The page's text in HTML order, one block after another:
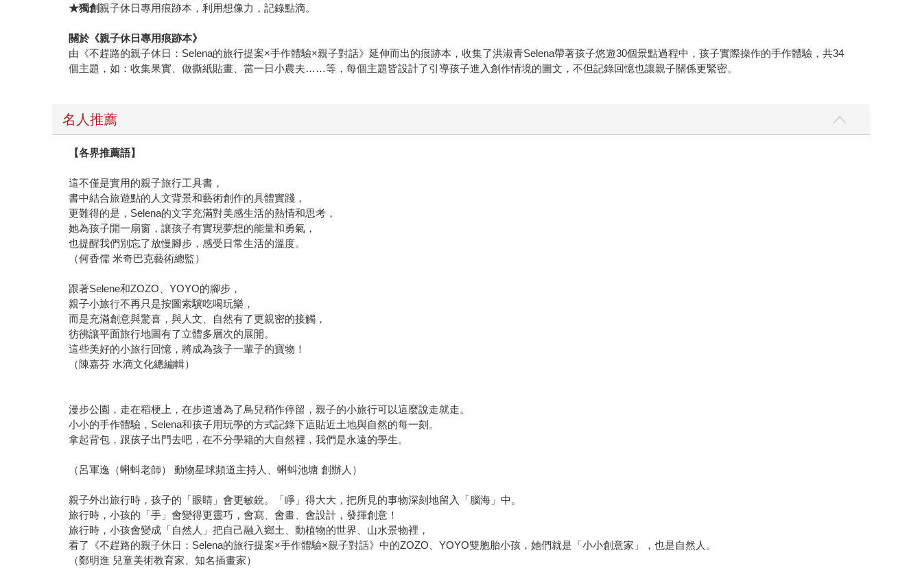
★獨創親子休日專用痕跡本，利用想像力，記錄點滴。
關於《親子休日專用痕跡本》
由《不趕路的親子休日：Selena的旅行提案×手作體驗×親子對話》延伸而出的痕跡本，收集了洪淑青Selena帶著孩子悠遊30個景點過程中，孩子實際操作的手作體驗，共34
個主題，如：收集果實、做撕紙貼畫、當一日小農夫……等，每個主題皆設計了引導孩子進入創作情境的圖文，不但記錄回憶也讓親子關係更緊密。
名人推薦
【各界推薦語】
這不僅是實用的親子旅行工具書，
書中結合旅遊點的人文背景和藝術創作的具體實踐，
更難得的是，Selena的文字充滿對美感生活的熱情和思考，
她為孩子開一扇窗，讓孩子有實現夢想的能量和勇氣，
也提醒我們別忘了放慢腳步，感受日常生活的溫度。
（何香儒 米奇巴克藝術總監）
跟著Selene和ZOZO、YOYO的腳步，
親子小旅行不再只是按圖索驥吃喝玩樂，
而是充滿創意與驚喜，與人文、自然有了更親密的接觸，
彷彿讓平面旅行地圖有了立體多層次的展開。
這些美好的小旅行回憶，將成為孩子一輩子的寶物！
（陳嘉芬 水滴文化總編輯）
漫步公園，走在稻梗上，在步道邊為了鳥兒稍作停留，親子的小旅行可以這麼說走就走。
小小的手作體驗，Selena和孩子用玩學的方式記錄下這貼近土地與自然的每一刻。
拿起背包，跟孩子出門去吧，在不分學籍的大自然裡，我們是永遠的學生。
（呂軍逸（蝌蚪老師） 動物星球頻道主持人、蝌蚪池塘 創辦人）
親子外出旅行時，孩子的「眼睛」會更敏銳。「睜」得大大，把所見的事物深刻地留入「腦海」中。
旅行時，小孩的「手」會變得更靈巧，會寫、會畫、會設計，發揮創意！
旅行時，小孩會變成「自然人」把自己融入鄉土、動植物的世界、山水景物裡，
看了《不趕路的親子休日：Selena的旅行提案×手作體驗×親子對話》中的ZOZO、YOYO雙胞胎小孩，她們就是「小小創意家」，也是自然人。
（鄭明進 兒童美術教育家、知名插畫家）